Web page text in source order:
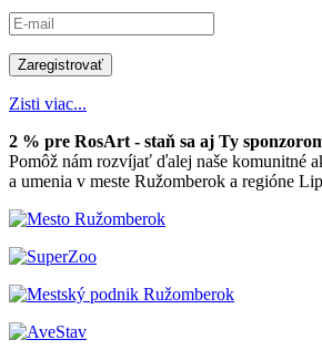
Zisti viac...
2 % pre RosArt - staň sa aj Ty
Pomôž nám rozvíjať ďalej naše komunitné
a umenia v meste Ružomberok a regióne